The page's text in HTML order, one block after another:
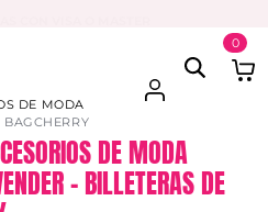
0
DE MODA
BAGCHERRY
DE MODA
– BILLETERAS DE